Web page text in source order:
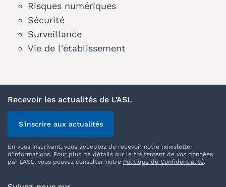
Risques numériques
Sécurité
Surveillance
Vie de l'établissement
Recevoir les actualités de L’ASL
S'inscrire aux actualités
En vous inscrivant, vous acceptez de recevoir notre newsletter
d’informations. Pour plus de détails sur le traitement de vos données
par L’ASL, vous pouvez consulter notre Politique de Confidentialité.